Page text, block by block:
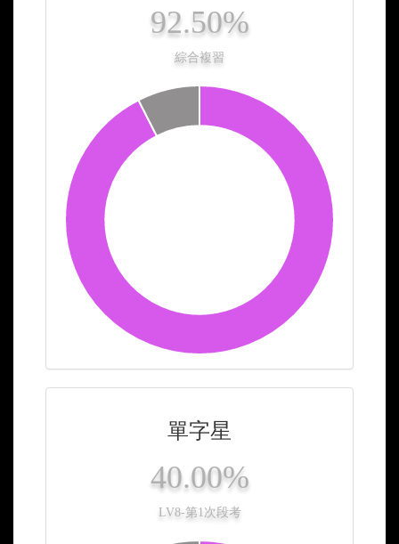
92.50%
綜合複習
單字星
40.00%
LV8-第1次段考